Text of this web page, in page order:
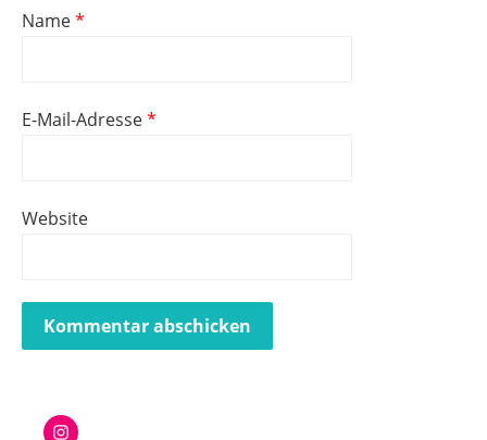
Name*
E-Mail-Adresse*
Website
Instagram